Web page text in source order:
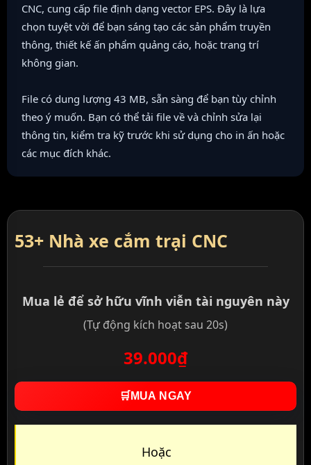
CNC, cung cấp file định dạng vector EPS. Đây là lựa
chọn tuyệt vời để bạn sáng tạo các sản phẩm truyền
thông, thiết kế ấn phẩm quảng cáo, hoặc trang trí
không gian.
File có dung lượng 43 MB, sẵn sàng để bạn tùy chỉnh
theo ý muốn. Bạn có thể tải file về và chỉnh sửa lại
thông tin, kiểm tra kỹ trước khi sử dụng cho in ấn hoặc
các mục đích khác.
53+ Nhà xe cắm trại CNC
Mua lẻ để sở hữu vĩnh viễn tài nguyên này
(Tự động kích hoạt sau 20s)
39.000₫
🛒 MUA NGAY
Hoặc